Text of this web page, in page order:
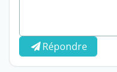
Répondre